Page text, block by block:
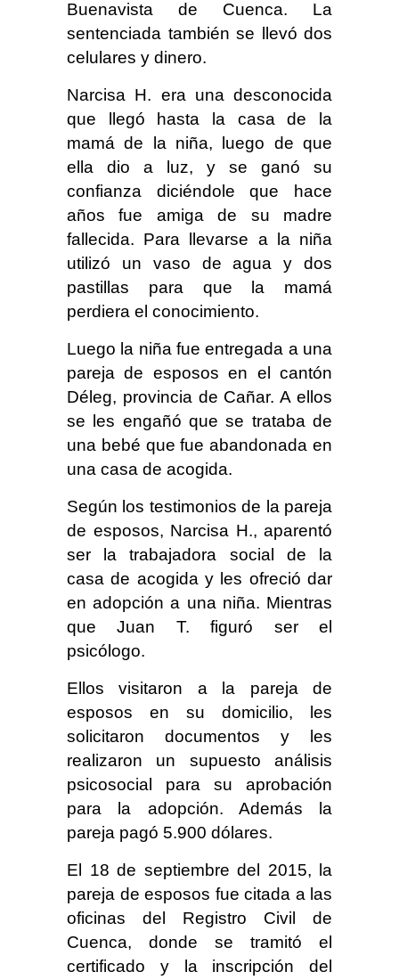
Buenavista de Cuenca. La
sentenciada también se llevó dos
celulares y dinero.
Narcisa H. era una desconocida
que llegó hasta la casa de la
mamá de la niña, luego de que
ella dio a luz, y se ganó su
confianza diciéndole que hace
años fue amiga de su madre
fallecida. Para llevarse a la niña
utilizó un vaso de agua y dos
pastillas para que la mamá
perdiera el conocimiento.
Luego la niña fue entregada a una
pareja de esposos en el cantón
Déleg, provincia de Cañar. A ellos
se les engañó que se trataba de
una bebé que fue abandonada en
una casa de acogida.
Según los testimonios de la pareja
de esposos, Narcisa H., aparentó
ser la trabajadora social de la
casa de acogida y les ofreció dar
en adopción a una niña. Mientras
que Juan T. figuró ser el
psicólogo.
Ellos visitaron a la pareja de
esposos en su domicilio, les
solicitaron documentos y les
realizaron un supuesto análisis
psicosocial para su aprobación
para la adopción. Además la
pareja pagó 5.900 dólares.
El 18 de septiembre del 2015, la
pareja de esposos fue citada a las
oficinas del Registro Civil de
Cuenca, donde se tramitó el
certificado y la inscripción del